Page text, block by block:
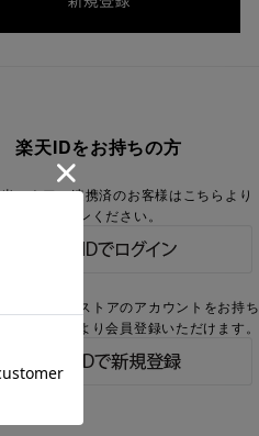
楽天IDをお持ちの方
ストアに連携済のお客様はこちらより
ログインください。
持ちで、当ストアのアカウントをお持ち
様はこちらより会員登録いただけます。